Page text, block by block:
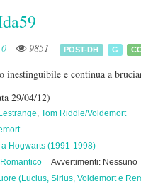
0 9851 POST-DH G
inestinguibile e continua a
29/04/12)
, Tom Riddle/Voldemort
a Hogwarts (1991-1998)
Romantico
Avvertimenti: Nessuno
(Lucius, Sirius, Voldemort e